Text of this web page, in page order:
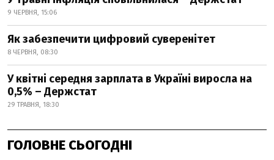
9 ЧЕРВНЯ, 15:06
Як забезпечити цифровий суверенітет
8 ЧЕРВНЯ, 08:30
У квітні середня зарплата в Україні виросла на
0,5% – Держстат
29 ТРАВНЯ, 18:30
ГОЛОВНЕ СЬОГОДНІ